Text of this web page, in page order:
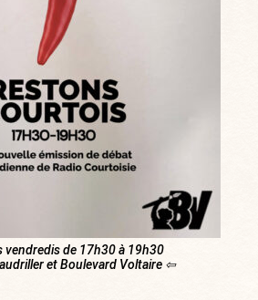
vendredis de 17h30 à 19h30
et Boulevard Voltaire ⇦